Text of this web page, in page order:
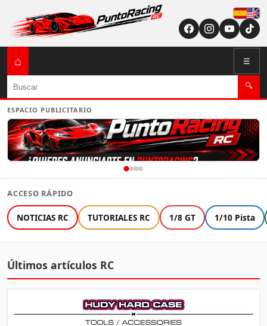
English (US /
⌂ ☰
Buscar 🔍
ESPACIO PUBLICITARIO
ACCESO RÁPIDO
NOTICIAS RC TUTORIALES RC 1/8 GT 1/10 Pista
Últimos artículos RC